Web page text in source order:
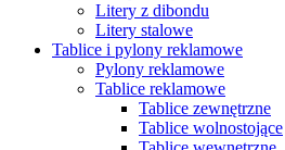
Litery z dibondu
Litery stalowe
Tablice i pylony reklamowe
Pylony reklamowe
Tablice reklamowe
Tablice zewnętrzne
Tablice wolnostojące